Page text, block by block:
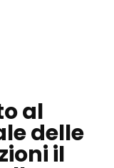
al
delle
il